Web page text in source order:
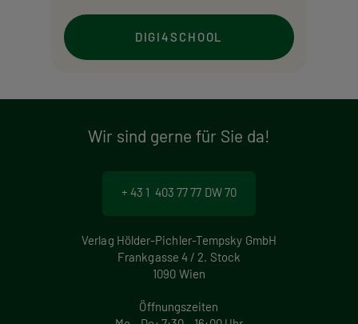
DIGI4SCHOOL
Wir sind gerne für Sie da!
+ 43 1 403 77 77 DW 70
Verlag Hölder-Pichler-Tempsky GmbH
Frankgasse 4 / 2. Stock
1090 Wien
Öffnungszeiten